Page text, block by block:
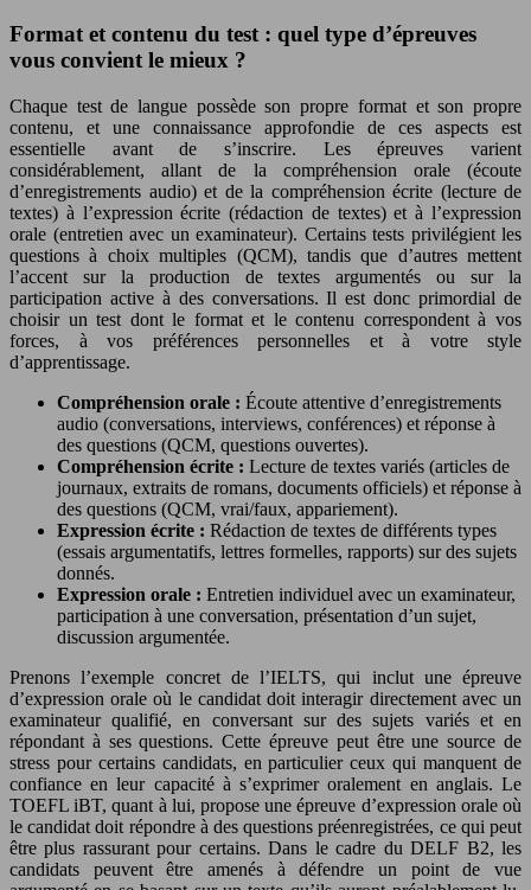
Format et contenu du test : quel type d’épreuves
vous convient le mieux ?
Chaque test de langue possède son propre format et son propre
contenu, et une connaissance approfondie de ces aspects est
essentielle avant de s’inscrire. Les épreuves varient
considérablement, allant de la compréhension orale (écoute
d’enregistrements audio) et de la compréhension écrite (lecture de
textes) à l’expression écrite (rédaction de textes) et à l’expression
orale (entretien avec un examinateur). Certains tests privilégient les
questions à choix multiples (QCM), tandis que d’autres mettent
l’accent sur la production de textes argumentés ou sur la
participation active à des conversations. Il est donc primordial de
choisir un test dont le format et le contenu correspondent à vos
forces, à vos préférences personnelles et à votre style
d’apprentissage.
Compréhension orale : Écoute attentive d’enregistrements
audio (conversations, interviews, conférences) et réponse à
des questions (QCM, questions ouvertes).
Compréhension écrite : Lecture de textes variés (articles de
journaux, extraits de romans, documents officiels) et réponse à
des questions (QCM, vrai/faux, appariement).
Expression écrite : Rédaction de textes de différents types
(essais argumentatifs, lettres formelles, rapports) sur des sujets
donnés.
Expression orale : Entretien individuel avec un examinateur,
participation à une conversation, présentation d’un sujet,
discussion argumentée.
Prenons l’exemple concret de l’IELTS, qui inclut une épreuve
d’expression orale où le candidat doit interagir directement avec un
examinateur qualifié, en conversant sur des sujets variés et en
répondant à ses questions. Cette épreuve peut être une source de
stress pour certains candidats, en particulier ceux qui manquent de
confiance en leur capacité à s’exprimer oralement en anglais. Le
TOEFL iBT, quant à lui, propose une épreuve d’expression orale où
le candidat doit répondre à des questions préenregistrées, ce qui peut
être plus rassurant pour certains. Dans le cadre du DELF B2, les
candidats peuvent être amenés à défendre un point de vue